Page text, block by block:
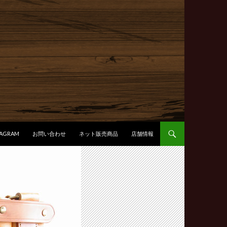
お問い合わせ ネット販売商品 店舗情報